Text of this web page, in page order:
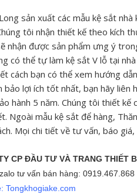
sản xuất các mẫu kệ sắt
tôi nhận thiết kế theo kích
nhận được sản phẩm ưng ý
có thể tự làm kệ sắt V lỗ tại
cách bạn có thể xem hướng
bảo lợi ích tốt nhất, bạn hãy liên
hành 5 năm. Chúng tôi thiết
Ngoài mẫu kệ sắt để hàng,
Mọi chi tiết về tư vấn, báo
CP ĐẦU TƯ VÀ TRANG THIẾT
tư vấn bán hàng: 0919.467.868
Tongkhogiake.com